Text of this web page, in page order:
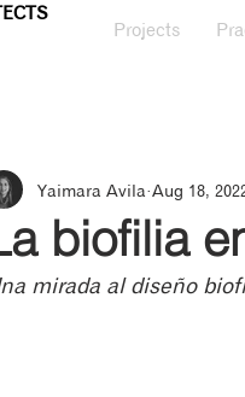
Projects
biofilia
Yaimara Avila Aug 18,
mirada al diseño